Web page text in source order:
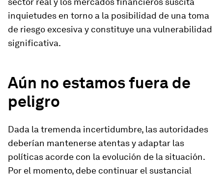
inquietudes en torno a la posibilidad de una toma
de riesgo excesiva y constituye una vulnerabilidad
significativa.
Aún no estamos fuera de
peligro
Dada la tremenda incertidumbre, las autoridades
deberían mantenerse atentas y adaptar las
políticas acorde con la evolución de la situación.
Por el momento, debe continuar el sustancial